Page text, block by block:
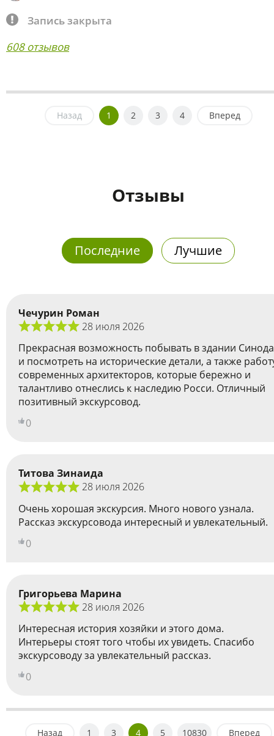
Запись закрыта
608 отзывов
Назад 1 2 3 4 Вперед
Отзывы
Последние Лучшие
Чечурин Роман
28 июля 2026
Прекрасная возможность побывать в здании Синода
и посмотреть на исторические детали, а также
современных архитекторов, которые бережно и
талантливо отнеслись к наследию Росси. Отличный
позитивный экскурсовод.
0
Титова Зинаида
28 июля 2026
Очень хорошая экскурсия. Много нового узнала.
Рассказ экскурсовода интересный и увлекательный.
0
Григорьева Марина
28 июля 2026
Интересная история хозяйки и этого дома.
Интерьеры стоят того чтобы их увидеть. Спасибо
экскурсоводу за увлекательный рассказ.
0
Назад 1 3 4 5 10830 Вперед